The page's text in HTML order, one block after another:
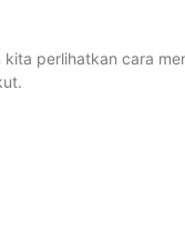
perlihatkan cara